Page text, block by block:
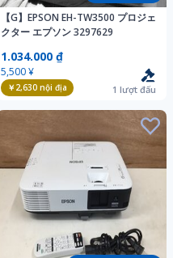
【G】EPSON EH-TW3500 プロジェ
クター エプソン 3297629
1.034.000 ₫
5,500 ¥
￥2,630nội địa 1 lượt đấu